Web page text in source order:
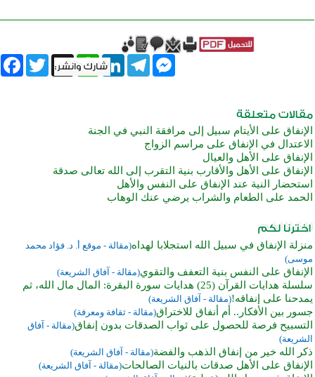
Twitter X
WhatsAppLinkedInTelegram
Messenger
الإنفاق على الأيتام سبيل إلى مرافقة النبي في الجنة
الاعتدال في الإنفاق على مراسم الزواج
الإنفاق على الأهل والعيال
الإنفاق على الأهل والأقارب بنية التقرب إلى الله تعالى صدقة
استحضار النية عند الإنفاق على النفس والأهل
الحمد على الطعام والشراب يرضي عنك الوهاب
منزلة الإنفاق في سبيل الله استجلابا لهداه(مقالة - موقع أ. د. فؤاد محمد
موسى)
الإنفاق على النفس بنية التعفف والتقوي(مقالة - آفاق الشريعة)
سلسلة هدايات القرآن (25) هدايات سورة البقرة: المال مال الله، ثم
يمدحنا على إنفاقه!(مقالة - آفاق الشريعة)
جسور بين الأفكار.. أم أنفاق للاختراق(مقالة - ثقافة ومعرفة)
التسبيح فرصة للحصول على ثواب الصدقات بدون إنفاق(مقالة - آفاق
الشريعة)
ذكر الله خير من إنفاق الذهب والفضة(مقالة - آفاق الشريعة)
الإنفاق على الأهل صدقات بالنيات الصالحات(مقالة - آفاق الشريعة)